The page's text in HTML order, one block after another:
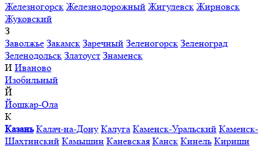
Железногорск Железнодорожный Жигулевск Жирновск
Жуковский
З
Заволжье Закамск Заречный Зеленогорск Зеленоград
Зеленодольск Златоуст Знаменск
И Иваново
Изобильный
Й
Йошкар-Ола
К
Казань Калач-на-Дону Калуга Каменск-Уральский Каменск-
Шахтинский Камышин Каневская Канск Кинель Кириши